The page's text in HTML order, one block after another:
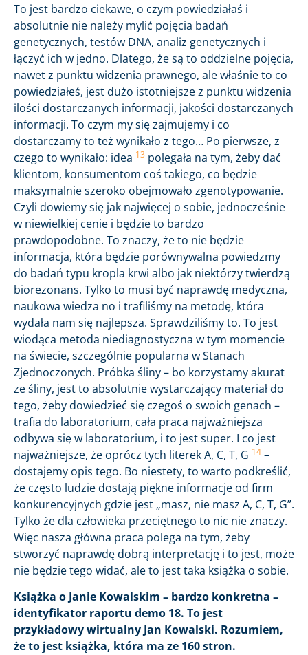
To jest bardzo ciekawe, o czym powiedziałaś i
absolutnie nie należy mylić pojęcia badań
genetycznych, testów DNA, analiz genetycznych i
łączyć ich w jedno. Dlatego, że są to oddzielne pojęcia,
nawet z punktu widzenia prawnego, ale właśnie to co
powiedziałeś, jest dużo istotniejsze z punktu widzenia
ilości dostarczanych informacji, jakości dostarczanych
informacji. To czym my się zajmujemy i co
dostarczamy to też wynikało z tego… Po pierwsze, z
czego to wynikało: idea 13 polegała na tym, żeby dać
klientom, konsumentom coś takiego, co będzie
maksymalnie szeroko obejmowało zgenotypowanie.
Czyli dowiemy się jak najwięcej o sobie, jednocześnie
w niewielkiej cenie i będzie to bardzo
prawdopodobne. To znaczy, że to nie będzie
informacja, która będzie porównywalna powiedzmy
do badań typu kropla krwi albo jak niektórzy twierdzą
biorezonans. Tylko to musi być naprawdę medyczna,
naukowa wiedza no i trafiliśmy na metodę, która
wydała nam się najlepsza. Sprawdziliśmy to. To jest
wiodąca metoda niediagnostyczna w tym momencie
na świecie, szczególnie popularna w Stanach
Zjednoczonych. Próbka śliny – bo korzystamy akurat
ze śliny, jest to absolutnie wystarczający materiał do
tego, żeby dowiedzieć się czegoś o swoich genach –
trafia do laboratorium, cała praca najważniejsza
odbywa się w laboratorium, i to jest super. I co jest
najważniejsze, że oprócz tych literek A, C, T, G 14 –
dostajemy opis tego. Bo niestety, to warto podkreślić,
że często ludzie dostają piękne informacje od firm
konkurencyjnych gdzie jest „masz, nie masz A, C, T, G”.
Tylko że dla człowieka przeciętnego to nic nie znaczy.
Więc nasza główna praca polega na tym, żeby
stworzyć naprawdę dobrą interpretację i to jest, może
nie będzie tego widać, ale to jest taka książka o sobie.
Książka o Janie Kowalskim – bardzo konkretna –
identyfikator raportu demo 18. To jest
przykładowy wirtualny Jan Kowalski. Rozumiem,
że to jest książka, która ma ze 160 stron.